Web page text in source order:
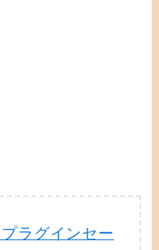
ラグインセー